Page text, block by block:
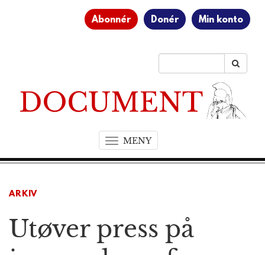
Abonnér Donér Min konto
MENYT
o
a
ARKIV
Utøver press på